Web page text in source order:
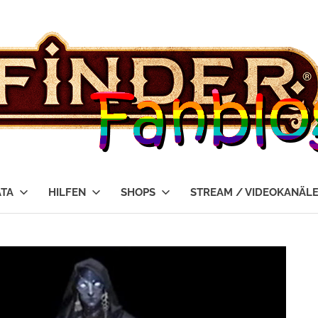
HILFEN SHOPS STREAM / VIDEOKANÄLE